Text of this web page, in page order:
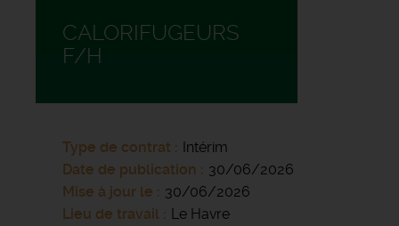
CALORIFUGEURS
F/H
Type de contrat
Intérim
Date de publication
30/06/2026
Mise à jour le
30/06/2026
Lieu de travail
Le Havre